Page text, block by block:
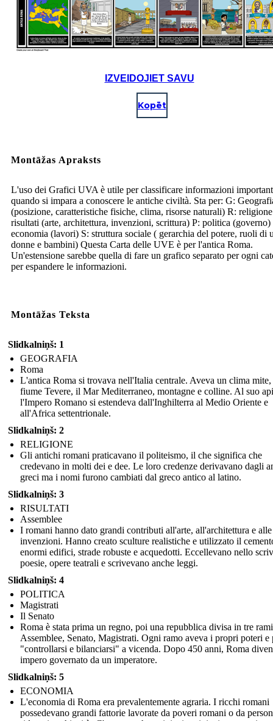
IZVEIDOJIET SAVU
Kopēt
Montāžas Apraksts
L'uso dei Grafici UVA è utile per classificare informazioni
quando si impara a conoscere le antiche civiltà. Sta per: G:
(posizione, caratteristiche fisiche, clima, risorse naturali) R:
risultati (arte, architettura, invenzioni, scrittura) P: politica (governo)
economia (lavori) S: struttura sociale ( gerarchia del potere, ruoli di
donne e bambini) Questa Carta delle UVE è per l'antica Roma.
Un'estensione sarebbe quella di fare un grafico separato per ogni
per espandere le informazioni.
Montāžas Teksta
Slidkalniņš: 1
GEOGRAFIA
Roma
L'antica Roma si trovava nell'Italia centrale. Aveva un clima
fiume Tevere, il Mar Mediterraneo, montagne e colline. Al suo
l'Impero Romano si estendeva dall'Inghilterra al Medio Oriente e
all'Africa settentrionale.
Slidkalniņš: 2
RELIGIONE
Gli antichi romani praticavano il politeismo, il che significa che
credevano in molti dei e dee. Le loro credenze derivavano dagli
greci ma i nomi furono cambiati dal greco antico al latino.
Slidkalniņš: 3
RISULTATI
Assemblee
I romani hanno dato grandi contributi all'arte, all'architettura e alle
invenzioni. Hanno creato sculture realistiche e utilizzato il
enormi edifici, strade robuste e acquedotti. Eccellevano nello
poesie, opere teatrali e scrivevano anche leggi.
Slidkalniņš: 4
POLITICA
Magistrati
Il Senato
Roma è stata prima un regno, poi una repubblica divisa in tre
Assemblee, Senato, Magistrati. Ogni ramo aveva i propri poteri e
"controllarsi e bilanciarsi" a vicenda. Dopo 450 anni, Roma
impero governato da un imperatore.
Slidkalniņš: 5
ECONOMIA
L'economia di Roma era prevalentemente agraria. I ricchi romani
possedevano grandi fattorie lavorate da poveri romani o da